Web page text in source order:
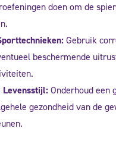
doen om de
Gebruik
beschermende
Levensstijl:Onderhoud een
gezondheid van de